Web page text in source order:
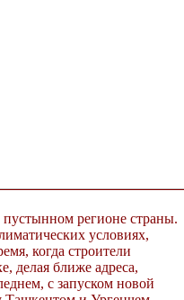
пустынном регионе страны.
условиях,
когда строители
делая ближе адреса,
с запуском новой